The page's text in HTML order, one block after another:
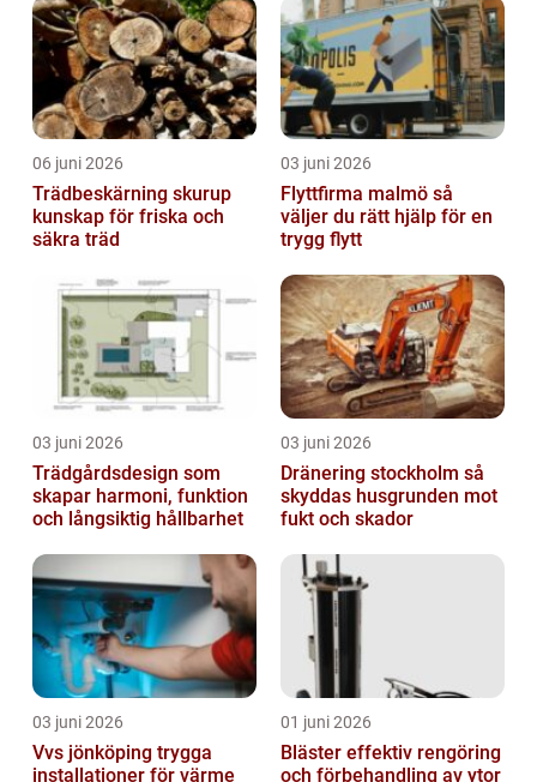
06 juni 2026
Trädbeskärning skurup
kunskap för friska och
säkra träd
03 juni 2026
Flyttfirma malmö så
väljer du rätt hjälp för en
trygg flytt
03 juni 2026
Trädgårdsdesign som
skapar harmoni, funktion
och långsiktig hållbarhet
03 juni 2026
Dränering stockholm så
skyddas husgrunden mot
fukt och skador
03 juni 2026
Vvs jönköping trygga
installationer för värme
01 juni 2026
Bläster effektiv rengöring
och förbehandling av ytor